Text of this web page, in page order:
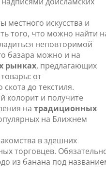
местного искусства и
того, что можно найти
неповторимой
базара можно и на
рынках, предлагающих
от
скота до текстиля.
колорит и получите
на традиционных
на Ближнем
в здешних
торговцев.
из банана под